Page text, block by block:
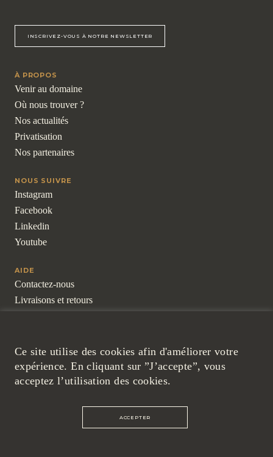
INSCRIVEZ-VOUS À NOTRE NEWSLETTER
À PROPOS
Venir au domaine
Où nous trouver ?
Nos actualités
Privatisation
Nos partenaires
NOUS SUIVRE
Instagram
Facebook
Linkedin
Youtube
AIDE
Contactez-nous
Livraisons et retours
LÉGAL
Mentions légales
Cookies et politique de confidentialité
Conditions générales de ventes
Ce site utilise des cookies afin d'améliorer votre
expérience. En cliquant sur ”J’accepte”, vous
acceptez l’utilisation des cookies.
ACCEPTER